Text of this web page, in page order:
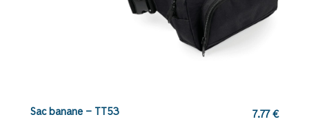
Sac banane – TT53 7.77 €